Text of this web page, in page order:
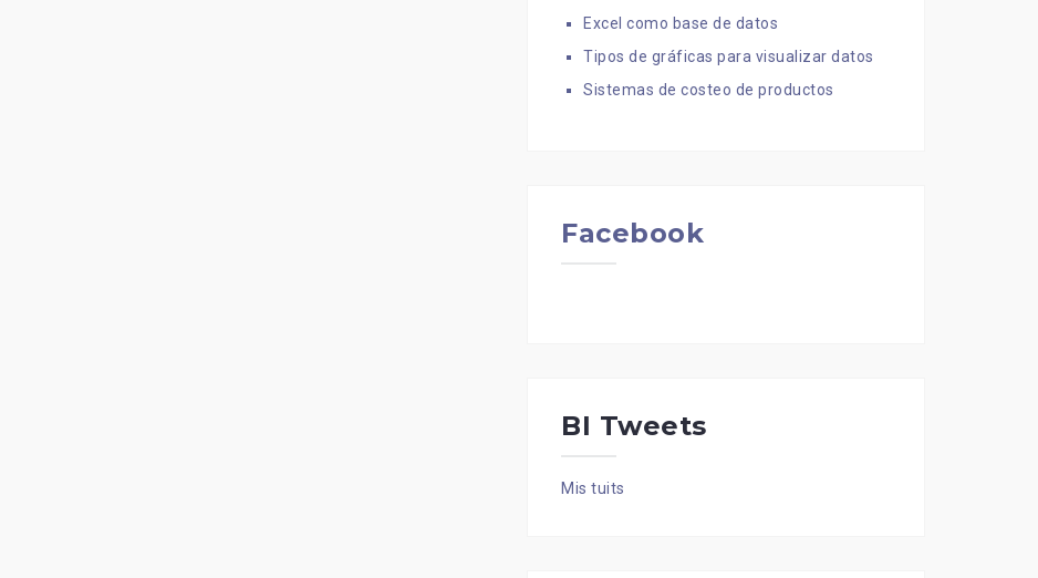
Excel como base de datos
Tipos de gráficas para visualizar datos
Sistemas de costeo de productos
Facebook
BI Tweets
Mis tuits